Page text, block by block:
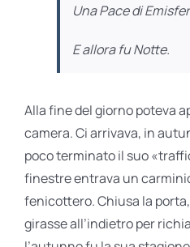
Una Pace di
E allora fu Notte.
Alla fine del giorno poteva
camera. Ci arrivava, in
poco terminato il suo
finestre entrava un
fenicottero. Chiusa la
girasse all’indietro per